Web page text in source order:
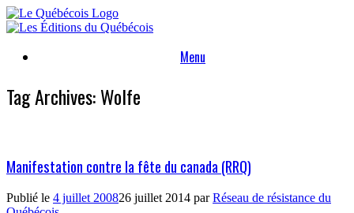
Skip
to
Menu
Tag Archives:Wolfe
Manifestation contre la fête du canada (RRQ)
Publié le 4 juillet 200826 juillet 2014 parRéseau de résistance du